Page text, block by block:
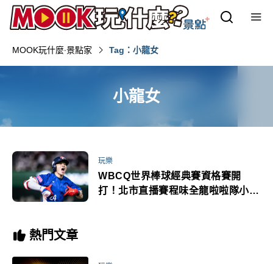
MOOK玩什麼‧景點家 Tag：小龍女
小龍女
玩樂
WBCQ世界棒球經典賽資格賽開
打！北市直播賽程味全龍啦啦隊小龍
熱門文章